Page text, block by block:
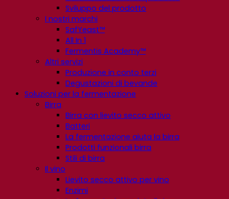
Sviluppo del prodotto
I nostri marchi
SafYeast™
All In 1
Fermentis Academy™
Altri servizi
Produzione in conto terzi
Degustazioni di bevande
Soluzioni per la fermentazione
Birra
Birra con lievito secco attivo
Batteri
La fermentazione aiuta la birra
Prodotti funzionali birra
Stili di birra
Il vino
Lievito secco attivo per vino
Enzimi